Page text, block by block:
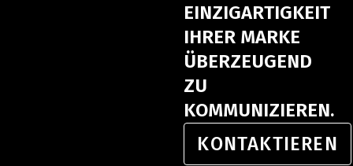
EINZIGARTIGKEIT
IHRER MARKE
ÜBERZEUGEND
ZU
KOMMUNIZIEREN.
KONTAKTIEREN